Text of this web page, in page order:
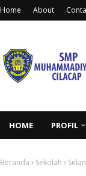
Home About
HOME PROFIL
Beranda Sekolah